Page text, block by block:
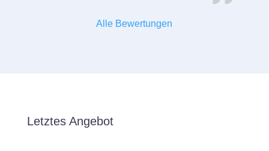
Alle Bewertungen
Letztes Angebot